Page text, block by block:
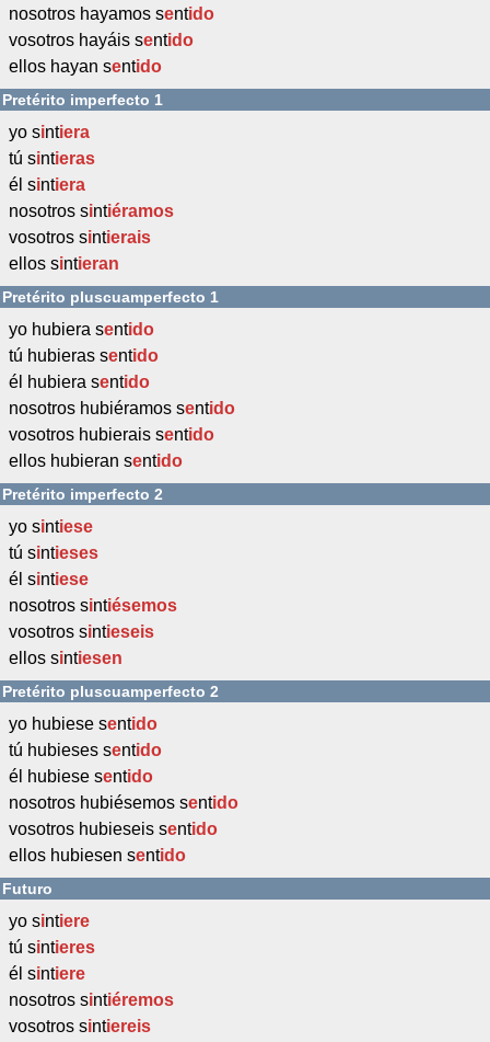
nosotros hayamos sentido
vosotros hayáis sentido
ellos hayan sentido
Pretérito imperfecto 1
yo sintiera
tú sintieras
él sintiera
nosotros sintiéramos
vosotros sintierais
ellos sintieran
Pretérito pluscuamperfecto 1
yo hubiera sentido
tú hubieras sentido
él hubiera sentido
nosotros hubiéramos sentido
vosotros hubierais sentido
ellos hubieran sentido
Pretérito imperfecto 2
yo sintiese
tú sintieses
él sintiese
nosotros sintiésemos
vosotros sintieseis
ellos sintiesen
Pretérito pluscuamperfecto 2
yo hubiese sentido
tú hubieses sentido
él hubiese sentido
nosotros hubiésemos sentido
vosotros hubieseis sentido
ellos hubiesen sentido
Futuro
yo sintiere
tú sintieres
él sintiere
nosotros sintiéremos
vosotros sintiereis